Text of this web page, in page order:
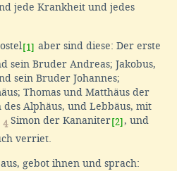
jede Krankheit und jedes
[1] aber sind diese: Der erste
sein Bruder Andreas; Jakobus,
sein Bruder Johannes;
Thomas und Matthäus der
des Alphäus, und Lebbäus, mit
4 Simon der Kananiter [2] , und
verriet.
gebot ihnen und sprach: